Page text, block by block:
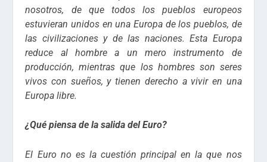
nosotros, de que todos los pueblos europeos
estuvieran unidos en una Europa de los pueblos, de
las civilizaciones y de las naciones. Esta Europa
reduce al hombre a un mero instrumento de
producción, mientras que los hombres son seres
vivos con sueños, y tienen derecho a vivir en una
Europa libre.
¿Qué piensa de la salida del Euro?
El Euro no es la cuestión principal en la que nos